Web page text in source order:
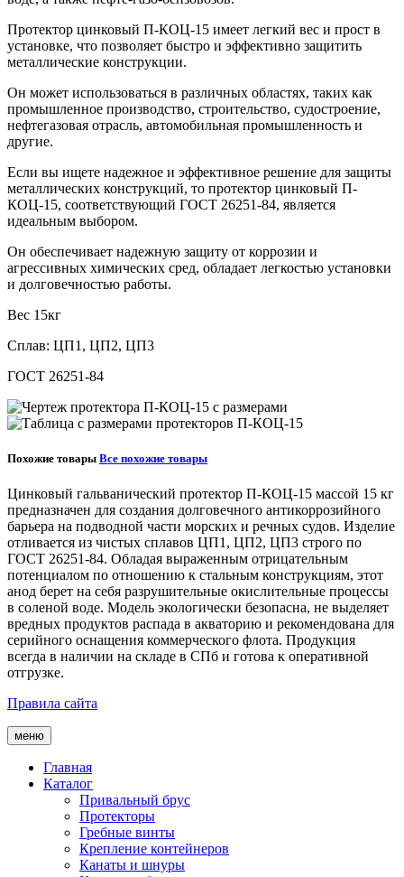
Протектор цинковый П-КОЦ-15 имеет легкий вес и прост в
установке, что позволяет быстро и эффективно защитить
металлические конструкции.
Он может использоваться в различных областях, таких как
промышленное производство, строительство, судостроение,
нефтегазовая отрасль, автомобильная промышленность и
другие.
Если вы ищете надежное и эффективное решение для защиты
металлических конструкций, то протектор цинковый П-
КОЦ-15, соответствующий ГОСТ 26251-84, является
идеальным выбором.
Он обеспечивает надежную защиту от коррозии и
агрессивных химических сред, обладает легкостью установки
и долговечностью работы.
Вес 15кг
Сплав: ЦП1, ЦП2, ЦП3
ГОСТ 26251-84
Похожие товары Все похожие товары
Цинковый гальванический протектор П-КОЦ-15 массой 15 кг
предназначен для создания долговечного антикоррозийного
барьера на подводной части морских и речных судов. Изделие
отливается из чистых сплавов ЦП1, ЦП2, ЦП3 строго по
ГОСТ 26251-84. Обладая выраженным отрицательным
потенциалом по отношению к стальным конструкциям, этот
анод берет на себя разрушительные окислительные процессы
в соленой воде. Модель экологически безопасна, не выделяет
вредных продуктов распада в акваторию и рекомендована для
серийного оснащения коммерческого флота. Продукция
всегда в наличии на складе в СПб и готова к оперативной
отгрузке.
Правила сайта
меню
Главная
Каталог
Привальный брус
Протекторы
Гребные винты
Крепление контейнеров
Канаты и шнуры